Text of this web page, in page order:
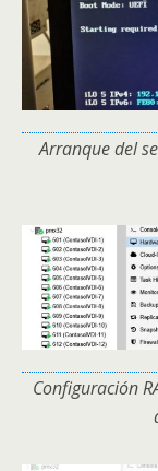
Arranque del
Configuración